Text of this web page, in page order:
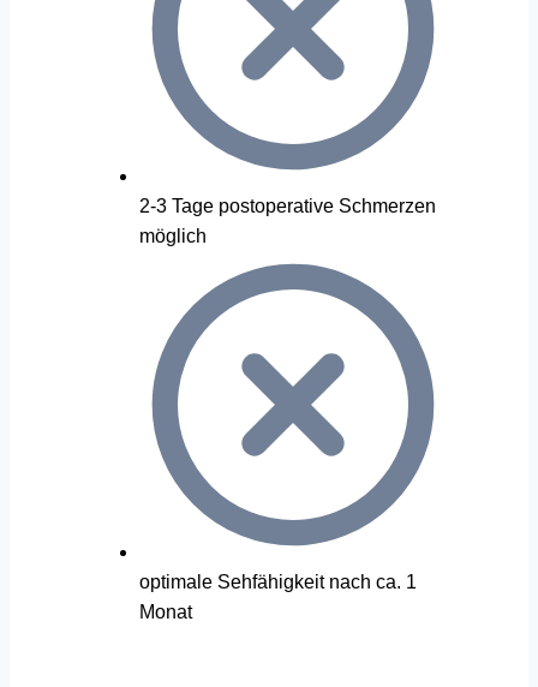
2-3 Tage postoperative Schmerzen
möglich
optimale Sehfähigkeit nach ca. 1
Monat